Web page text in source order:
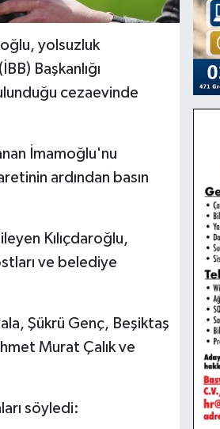
yolsuzluk
Başkanlığı
cezaevinde
İmamoğlu'nu
ardından basın
Kılıçdaroğlu,
ve belediye
Şükrü Genç, Beşiktaş
Murat Çalık ve
söyledi: